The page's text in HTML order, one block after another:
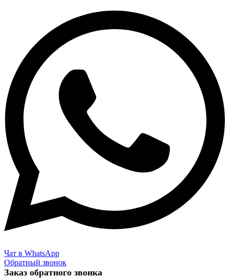
Чат в WhatsApp
Обратный звонок
Заказ обратного звонка